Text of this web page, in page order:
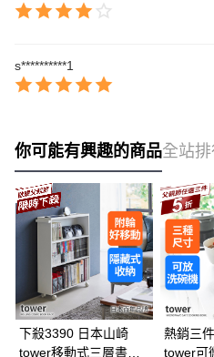
s**********1
你可能有興趣的商品全站排
下殺3390 日本山崎
tower移動式三層書架
熱銷三
tower可